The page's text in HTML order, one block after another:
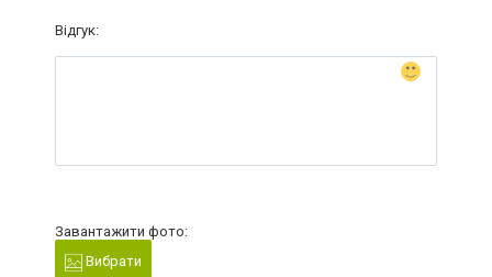
Відгук:
Завантажити фото:
Вибрати